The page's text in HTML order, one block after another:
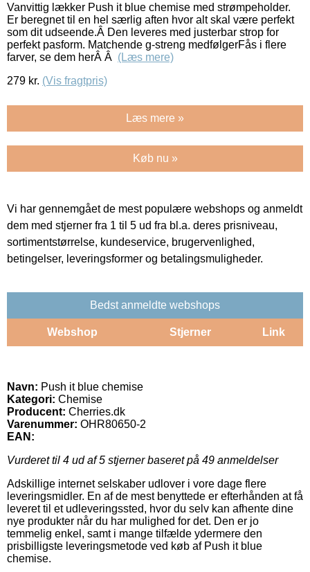
Vanvittig lækker Push it blue chemise med strømpeholder.
Er beregnet til en hel særlig aften hvor alt skal være perfekt
som dit udseende.Â Den leveres med justerbar strop for
perfekt pasform. Matchende g-streng medfølgerFås i flere
farver, se dem herÂ Â (Læs mere)
279 kr. (Vis fragtpris)
Læs mere »
Køb nu »
Vi har gennemgået de mest populære webshops og anmeldt
dem med stjerner fra 1 til 5 ud fra bl.a. deres prisniveau,
sortimentstørrelse, kundeservice, brugervenlighed,
betingelser, leveringsformer og betalingsmuligheder.
Bedst anmeldte webshops
Webshop Stjerner Link
Navn: Push it blue chemise
Kategori: Chemise
Producent: Cherries.dk
Varenummer: OHR80650-2
EAN:
Vurderet til 4 ud af 5 stjerner baseret på 49 anmeldelser
Adskillige internet selskaber udlover i vore dage flere
leveringsmidler. En af de mest benyttede er efterhånden at få
leveret til et udleveringssted, hvor du selv kan afhente dine
nye produkter når du har mulighed for det. Den er jo
temmelig enkel, samt i mange tilfælde ydermere den
prisbilligste leveringsmetode ved køb af Push it blue
chemise.